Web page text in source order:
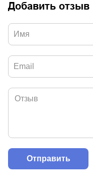
Добавить отзыв